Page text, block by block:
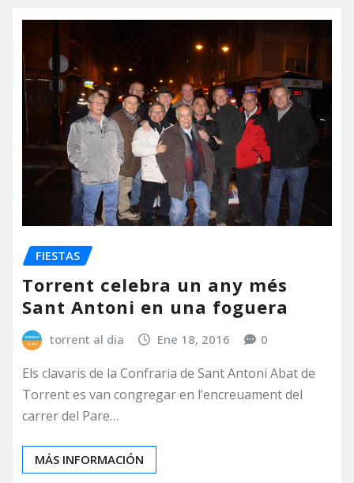
FIESTAS
Torrent celebra un any més
Sant Antoni en una foguera
torrent al dia Ene 18, 2016 0
Els clavaris de la Confraria de Sant Antoni Abat de
Torrent es van congregar en l’encreuament del
carrer del Pare…
MÁS INFORMACIÓN